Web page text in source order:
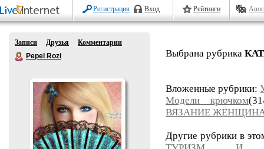
Регистрация Вход Рейтинги
Записи Друзья
Комментарии
Pepel Rozi
Выбрана рубрика
Вложенные рубрики:
Модели крючком
ВЯЗАНИЕ
Другие рубрики в